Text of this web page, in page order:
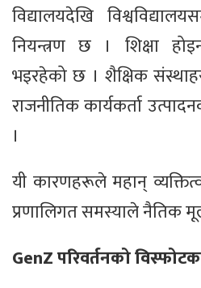
विद्यालयदेखि
नियन्त्रण छ । शिक्षा
भइरहेको छ । शैक्षिक
राजनीतिक कार्यकर्ता
।
यी कारणहरूले महान्
प्रणालिगत समस्याले नैतिक
GenZ परिवर्तनको